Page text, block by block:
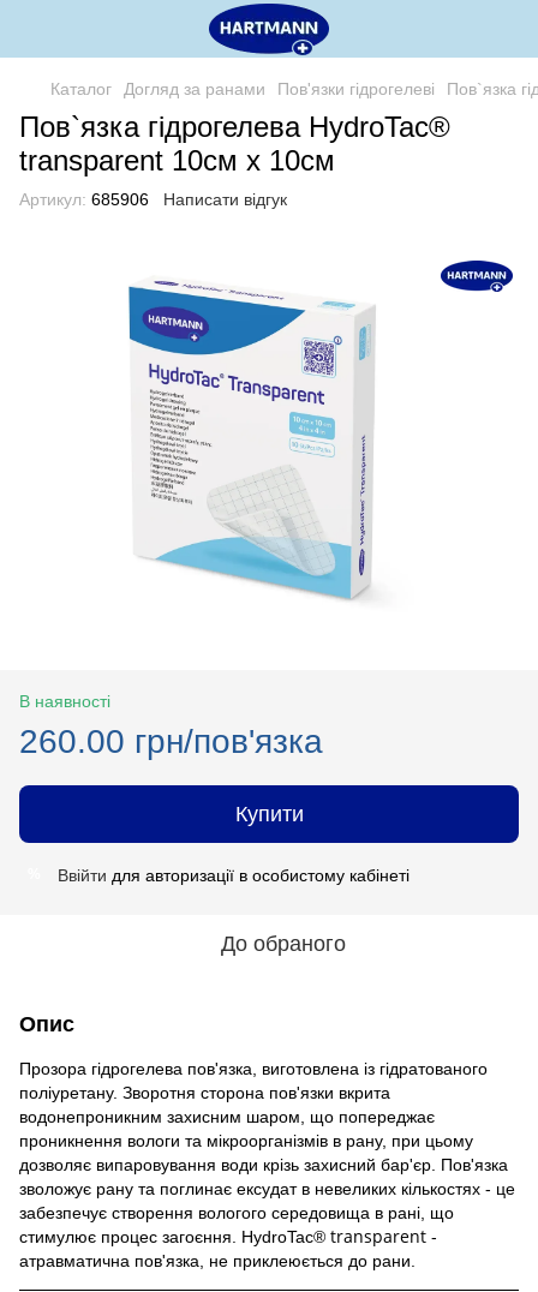
Каталог Догляд за ранами Пов'язки гідрогелеві Пов`язка
Пов`язка гідрогелева HydroTac®
transparent 10см x 10см
Артикул: 685906 Написати відгук
В наявності
260.00 грн/пов'язка
Купити
Ввійти для авторизації в особистому кабінеті
До обраного
Опис
Прозора гідрогелева пов'язка, виготовлена із гідратованого
поліуретану. Зворотня сторона пов'язки вкрита
водонепроникним захисним шаром, що попереджає
проникнення вологи та мікроорганізмів в рану, при цьому
дозволяє випаровування води крізь захисний бар'єр. Пов'язка
зволожує рану та поглинає ексудат в невеликих кількостях - це
забезпечує створення вологого середовища в рані, що
стимулює процес загоєння. HydroTac® transparent -
атравматична пов'язка, не приклеюється до рани.